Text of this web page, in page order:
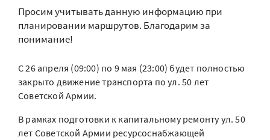
Просим учитывать данную информацию при
планировании маршрутов. Благодарим за
понимание!
С 26 апреля (09:00) по 9 мая (23:00) будет полностью
закрыто движение транспорта по ул. 50 лет
Советской Армии.
В рамках подготовки к капитальному ремонту ул. 50
лет Советской Армии ресурсоснабжающей